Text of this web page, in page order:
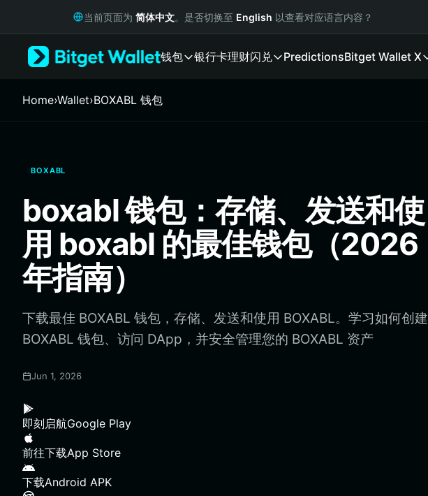
Русский
Italiano
繁體中文
Bahasa Indonesia
ภาษาไทย
Español
Português (Brasil)
Español (Argentina)
当前页面为 简体中文。是否切换至 English 以查看对应语言内容？
钱包 银行卡理财闪兑 PredictionsBitget Wallet X
Home›Wallet›BOXABL 钱包
BOXABL
boxabl 钱包：存储、发送和使
用 boxabl 的最佳钱包（2026
年指南）
下载最佳 BOXABL 钱包，存储、发送和使用 BOXABL。学习如何创建
BOXABL 钱包、访问 DApp，并安全管理您的 BOXABL 资产
Jun 1, 2026
即刻启航Google Play
前往下载App Store
下载Android APK